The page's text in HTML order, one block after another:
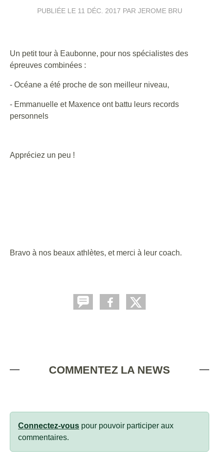
PUBLIÉE LE 11 DÉC. 2017 PAR JEROME BRU
Un petit tour à Eaubonne, pour nos spécialistes des
épreuves combinées :
- Océane a été proche de son meilleur niveau,
- Emmanuelle et Maxence ont battu leurs records
personnels
Appréciez un peu !
Bravo à nos beaux athlètes, et merci à leur coach.
COMMENTEZ LA NEWS
Connectez-vous pour pouvoir participer aux
commentaires.